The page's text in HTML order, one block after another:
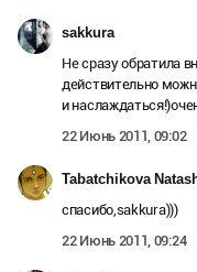
sakkura
Не сразу обратила
действительно
и
22 Июнь 2011, 09:02
Tabatchikova
спасибо,sakkura)))
22 Июнь 2011, 09:24